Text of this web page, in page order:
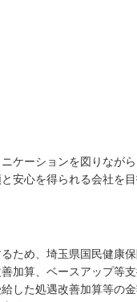
ケーションを図りなが
安心を得られる会社を目
ため、埼玉県国民健康
加算、ベースアップ等
した処遇改善加算等の